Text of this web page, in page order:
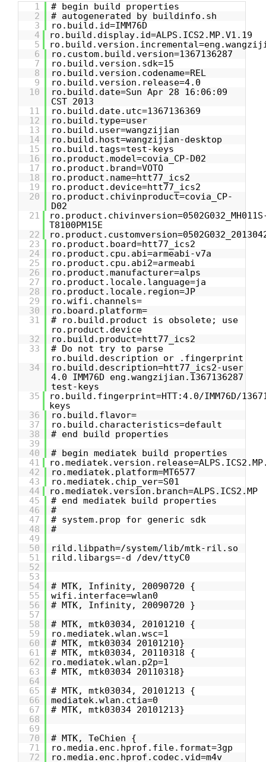
1
# begin build properties
2
# autogenerated by buildinfo.sh
3
ro.build.id=IMM76D
4
ro.build.display.id=ALPS.ICS2.MP.V1.19
5
6
ro.custom.build.version=1367136287
7
ro.build.version.sdk=15
8
ro.build.version.codename=REL
9
ro.build.version.release=4.0
10
ro.build.date=Sun Apr 28 16:06:09
CST 2013
11
ro.build.date.utc=1367136369
12
ro.build.type=user
13
ro.build.user=wangzijian
14
ro.build.host=wangzijian-desktop
15
ro.build.tags=test-keys
16
ro.product.model=covia_CP-D02
17
ro.product.brand=VOTO
18
ro.product.name=htt77_ics2
19
ro.product.device=htt77_ics2
20
ro.product.chivinproduct=covia_CP-
D02
21
T8100PM15E
22
23
ro.product.board=htt77_ics2
24
ro.product.cpu.abi=armeabi-v7a
25
ro.product.cpu.abi2=armeabi
26
ro.product.manufacturer=alps
27
ro.product.locale.language=ja
28
ro.product.locale.region=JP
29
ro.wifi.channels=
30
ro.board.platform=
31
# ro.build.product is obsolete; use
ro.product.device
32
ro.build.product=htt77_ics2
33
# Do not try to parse
ro.build.description or .fingerprint
34
ro.build.description=htt77_ics2-user
4.0 IMM76D eng.wangzijian.1367136287
test-keys
35
ro.build.fingerprint=HTT:4.0/IMM76D/
keys
36
ro.build.flavor=
37
ro.build.characteristics=default
38
# end build properties
39
40
# begin mediatek build properties
41
42
ro.mediatek.platform=MT6577
43
ro.mediatek.chip_ver=S01
44
ro.mediatek.version.branch=ALPS.ICS2.MP
45
# end mediatek build properties
46
#
47
# system.prop for generic sdk
48
#
49
50
rild.libpath=/system/lib/mtk-ril.so
51
rild.libargs=-d /dev/ttyC0
52
53
54
# MTK, Infinity, 20090720 {
55
wifi.interface=wlan0
56
# MTK, Infinity, 20090720 }
57
58
# MTK, mtk03034, 20101210 {
59
ro.mediatek.wlan.wsc=1
60
# MTK, mtk03034 20101210}
61
# MTK, mtk03034, 20110318 {
62
ro.mediatek.wlan.p2p=1
63
# MTK, mtk03034 20110318}
64
65
# MTK, mtk03034, 20101213 {
66
mediatek.wlan.ctia=0
67
# MTK, mtk03034 20101213}
68
69
70
# MTK, TeChien {
71
ro.media.enc.hprof.file.format=3gp
72
ro.media.enc.hprof.codec.vid=m4v